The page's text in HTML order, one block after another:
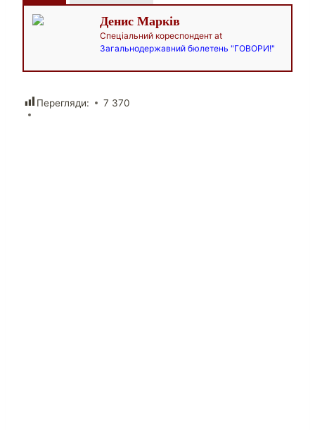
Денис Марків
Спеціальний кореспондент at
Загальнодержавний бюлетень "ГОВОРИ!"
Перегляди: 7 370